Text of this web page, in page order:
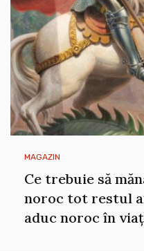
MAGAZIN
Ce trebuie să
noroc tot restul
aduc noroc în